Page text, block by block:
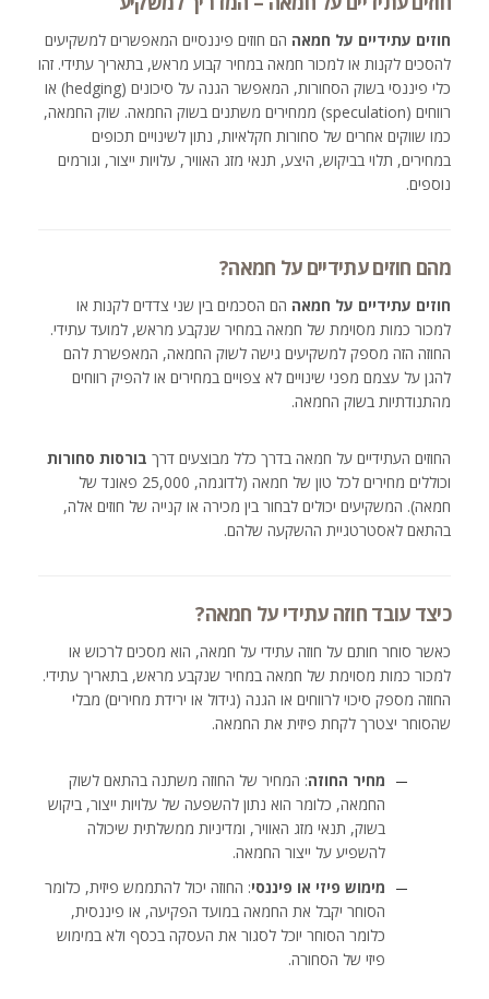
חוזים עתידיים על חמאה הם חוזים פיננסיים המאפשרים למשקיעים
להסכים לקנות או למכור חמאה במחיר קבוע מראש, בתאריך עתידי. זהו
כלי פיננסי בשוק הסחורות, המאפשר הגנה על סיכונים (hedging) או
רווחים (speculation) ממחירים משתנים בשוק החמאה. שוק החמאה,
כמו שווקים אחרים של סחורות חקלאיות, נתון לשינויים תכופים
במחירים, תלוי בביקוש, היצע, תנאי מזג האוויר, עלויות ייצור, וגורמים
נוספים.
מהם חוזים עתידיים על חמאה?
חוזים עתידיים על חמאה הם הסכמים בין שני צדדים לקנות או
למכור כמות מסוימת של חמאה במחיר שנקבע מראש, למועד עתידי.
החוזה הזה מספק למשקיעים גישה לשוק החמאה, המאפשרת להם
להגן על עצמם מפני שינויים לא צפויים במחירים או להפיק רווחים
מהתנודתיות בשוק החמאה.
החוזים העתידיים על חמאה בדרך כלל מבוצעים דרך בורסות סחורות
וכוללים מחירים לכל טון של חמאה (לדוגמה, 25,000 פאונד של
חמאה). המשקיעים יכולים לבחור בין מכירה או קנייה של חוזים אלה,
בהתאם לאסטרטגיית ההשקעה שלהם.
כיצד עובד חוזה עתידי על חמאה?
כאשר סוחר חותם על חוזה עתידי על חמאה, הוא מסכים לרכוש או
למכור כמות מסוימת של חמאה במחיר שנקבע מראש, בתאריך עתידי.
החוזה מספק סיכוי לרווחים או הגנה (גידול או ירידת מחירים) מבלי
שהסוחר יצטרך לקחת פיזית את החמאה.
מחיר החוזה: המחיר של החוזה משתנה בהתאם לשוק
החמאה, כלומר הוא נתון להשפעה של עלויות ייצור, ביקוש
בשוק, תנאי מזג האוויר, ומדיניות ממשלתית שיכולה
להשפיע על ייצור החמאה.
מימוש פיזי או פיננסי: החוזה יכול להתממש פיזית, כלומר
הסוחר יקבל את החמאה במועד הפקיעה, או פיננסית,
כלומר הסוחר יוכל לסגור את העסקה בכסף ולא במימוש
פיזי של הסחורה.